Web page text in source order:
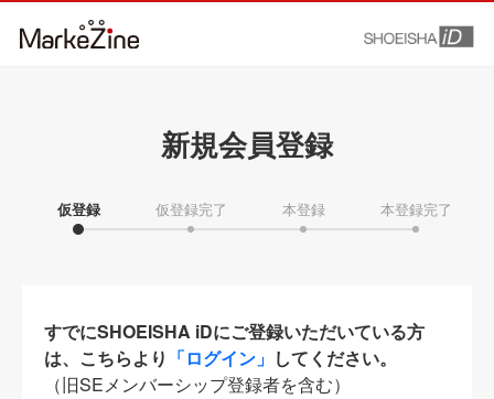
新規会員登録
仮登録 仮登録完了 本登録 本登録完了
すでにSHOEISHA iDにご登録いただいている方
は、こちらより 「ログイン」 してください。
（旧SEメンバーシップ登録者を含む）